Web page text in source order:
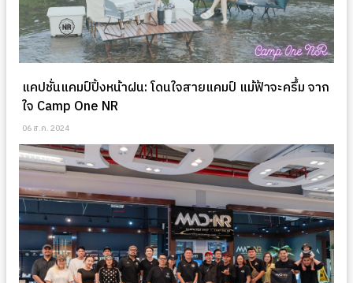
แคปชั่นแคมป์ปิ้งหน้าฝน: โดนใจสายแคมป์ แม้ฟ้าจะครึ้ม จาก
ใจ Camp One NR
06 ส.ค. 2024